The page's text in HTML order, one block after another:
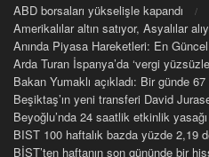
ABD borsaları yükselişle kapandı
Amerikalılar altın satıyor, Asyalılar
Anında Piyasa Hareketleri: En
Arda Turan İspanya’da ‘vergi
Bakan Yumaklı açıkladı: Bir günde 67
Beşiktaş’ın yeni transferi David
Beyoğlu’nda 24 saatlik etkinlik yasağı
BIST 100 haftalık bazda yüzde 2,19
BİST’ten haftanın son gününde bir